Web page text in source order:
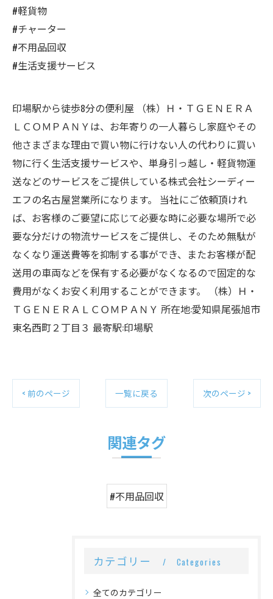
#軽貨物
#チャーター
#不用品回収
#生活支援サービス
印場駅から徒歩8分の便利屋 （株）Ｈ・ＴＧＥＮＥＲＡ
ＬＣＯＭＰＡＮＹは、お年寄りの一人暮らし家庭やその
他さまざまな理由で買い物に行けない人の代わりに買い
物に行く生活支援サービスや、単身引っ越し・軽貨物運
送などのサービスをご提供している株式会社シーディー
エフの名古屋営業所になります。 当社にご依頼頂けれ
ば、お客様のご要望に応じて必要な時に必要な場所で必
要な分だけの物流サービスをご提供し、そのため無駄が
なくなり運送費等を抑制する事ができ、またお客様が配
送用の車両などを保有する必要がなくなるので固定的な
費用がなくお安く利用することができます。 （株）Ｈ・
ＴＧＥＮＥＲＡＬＣＯＭＰＡＮＹ 所在地:愛知県尾張旭市
東名西町２丁目３ 最寄駅:印場駅
< 前のページ 一覧に戻る 次のページ >
関連タグ
#不用品回収
カテゴリー Categories
全てのカテゴリー